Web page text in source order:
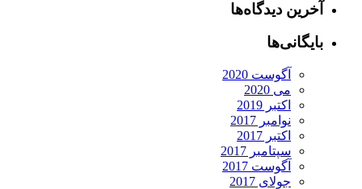
دیدگاه‌ها
آگوست 2020
سپتامبر 2017
آگوست 2017
جولای 2017